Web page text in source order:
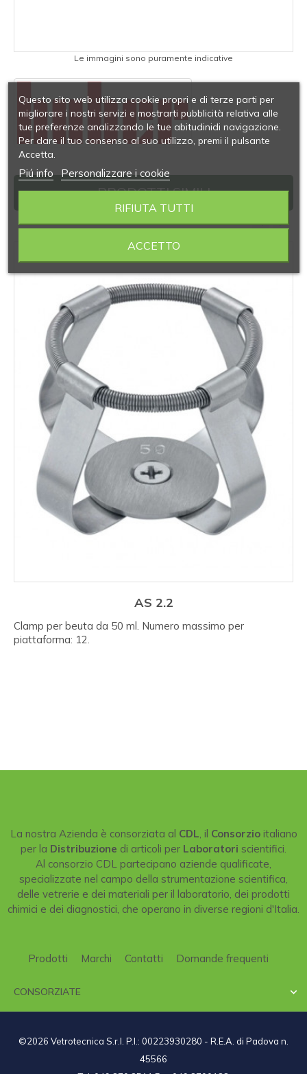
Le immagini sono puramente indicative
PRODOTTI SIMILI
AS 2.2
Clamp per beuta da 50 ml. Numero massimo per
piattaforma: 12.
La nostra Azienda è consorziata al CDL , il Consorzioitaliano
per la Distribuzione di articoli per Laboratori scientifici.
Al consorzio CDL partecipano aziende qualificate,
specializzate nel campo della strumentazione scientifica,
delle vetrerie e dei materiali per il laboratorio, dei prodotti
chimici e dei diagnostici, che operano in diverse regioni d'Italia.
Prodotti Marchi Contatti Domande frequenti
CONSORZIATE 
Questo sito web utilizza cookie propri e di terze parti per
migliorare i nostri servizi e mostrarti pubblicità relativa alle
tue preferenze analizzando le tue abitudinidi navigazione.
Per dare il tuo consenso al suo utilizzo, premi il pulsante
Accetta.
Piú info Personalizzare i cookie
RIFIUTA TUTTI
ACCETTO
©2026 Vetrotecnica S.r.l. P.I.: 00223930280 - R.E.A. di Padova n.
45566